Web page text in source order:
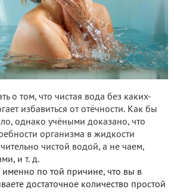
о том, что чистая вода без каких-
избавиться от отёчности. Как бы
однако учёными доказано, что
организма в жидкости
чистой водой, а не чаем,
и т. д.
именно по той причине, что вы в
достаточное количество простой